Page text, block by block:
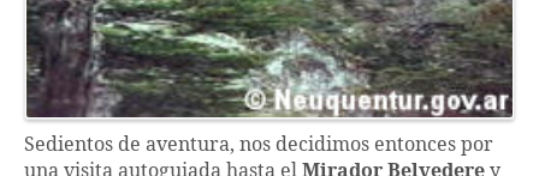
Sedientos de aventura, nos decidimos entonces por